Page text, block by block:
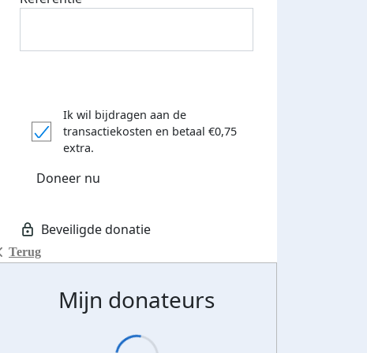
Terug
Ik wil bijdragen aan de
transactiekosten en betaal €0,75
extra.
Doneer nu
Mijn donateurs